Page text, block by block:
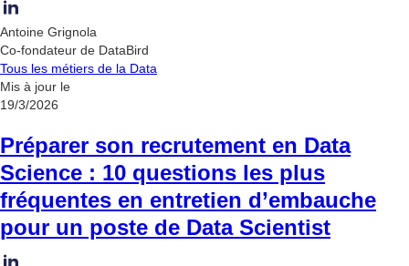
Antoine Grignola
Co-fondateur de DataBird
Tous les métiers de la Data
Mis à jour le
19/3/2026
Préparer son recrutement en Data
Science : 10 questions les plus
fréquentes en entretien d’embauche
pour un poste de Data Scientist